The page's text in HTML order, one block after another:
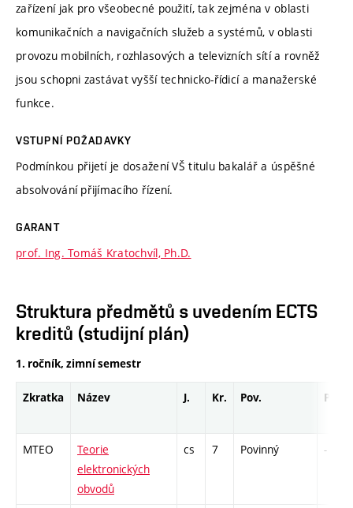
zařízení jak pro všeobecné použití, tak zejména v oblasti
komunikačních a navigačních služeb a systémů, v oblasti
provozu mobilních, rozhlasových a televizních sítí a rovněž
jsou schopni zastávat vyšší technicko-řídicí a manažerské
funkce.
VSTUPNÍ POŽADAVKY
Podmínkou přijetí je dosažení VŠ titulu bakalář a úspěšné
absolvování přijímacího řízení.
GARANT
prof. Ing. Tomáš Kratochvíl, Ph.D.
Struktura předmětů s uvedením ECTS
kreditů (studijní plán)
1. ročník, zimní semestr
Zkratka Název J. Kr. Pov. Prof.
MTEO
Teorie
elektronických
obvodů
cs 7 Povinný -